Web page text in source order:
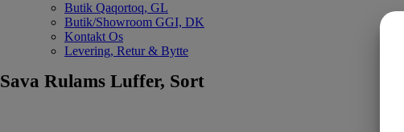
Butik Qaqortoq, GL
Butik/Showroom GGI, DK
Kontakt Os
Levering, Retur & Bytte
Sava Rulams Luffer, Sort